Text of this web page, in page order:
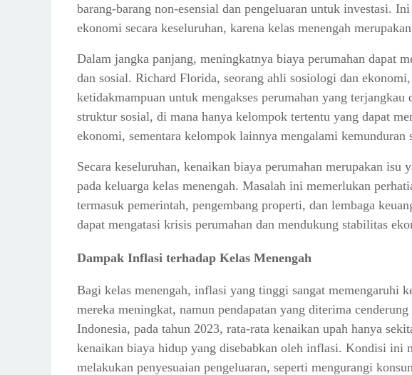
barang-barang non-esensial dan pengeluaran untuk investasi.
ekonomi secara keseluruhan, karena kelas menengah
Dalam jangka panjang, meningkatnya biaya perumahan dapat
dan sosial. Richard Florida, seorang ahli sosiologi dan
ketidakmampuan untuk mengakses perumahan yang terjangkau
struktur sosial, di mana hanya kelompok tertentu yang dapat
ekonomi, sementara kelompok lainnya mengalami kemunduran
Secara keseluruhan, kenaikan biaya perumahan merupakan isu
pada keluarga kelas menengah. Masalah ini memerlukan
termasuk pemerintah, pengembang properti, dan lembaga
dapat mengatasi krisis perumahan dan mendukung stabilitas
Dampak Inflasi terhadap Kelas Menengah
Bagi kelas menengah, inflasi yang tinggi sangat memengaruhi
mereka meningkat, namun pendapatan yang diterima
Indonesia, pada tahun 2023, rata-rata kenaikan upah hanya
kenaikan biaya hidup yang disebabkan oleh inflasi. Kondisi ini
melakukan penyesuaian pengeluaran, seperti mengurangi